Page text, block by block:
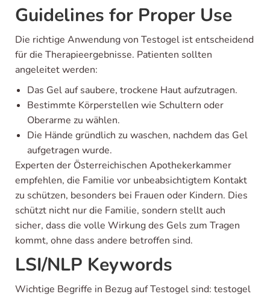
Guidelines for Proper Use
Die richtige Anwendung von Testogel ist entscheidend
für die Therapieergebnisse. Patienten sollten
angeleitet werden:
Das Gel auf saubere, trockene Haut aufzutragen.
Bestimmte Körperstellen wie Schultern oder
Oberarme zu wählen.
Die Hände gründlich zu waschen, nachdem das Gel
aufgetragen wurde.
Experten der Österreichischen Apothekerkammer
empfehlen, die Familie vor unbeabsichtigtem Kontakt
zu schützen, besonders bei Frauen oder Kindern. Dies
schützt nicht nur die Familie, sondern stellt auch
sicher, dass die volle Wirkung des Gels zum Tragen
kommt, ohne dass andere betroffen sind.
LSI/NLP Keywords
Wichtige Begriffe in Bezug auf Testogel sind: testogel